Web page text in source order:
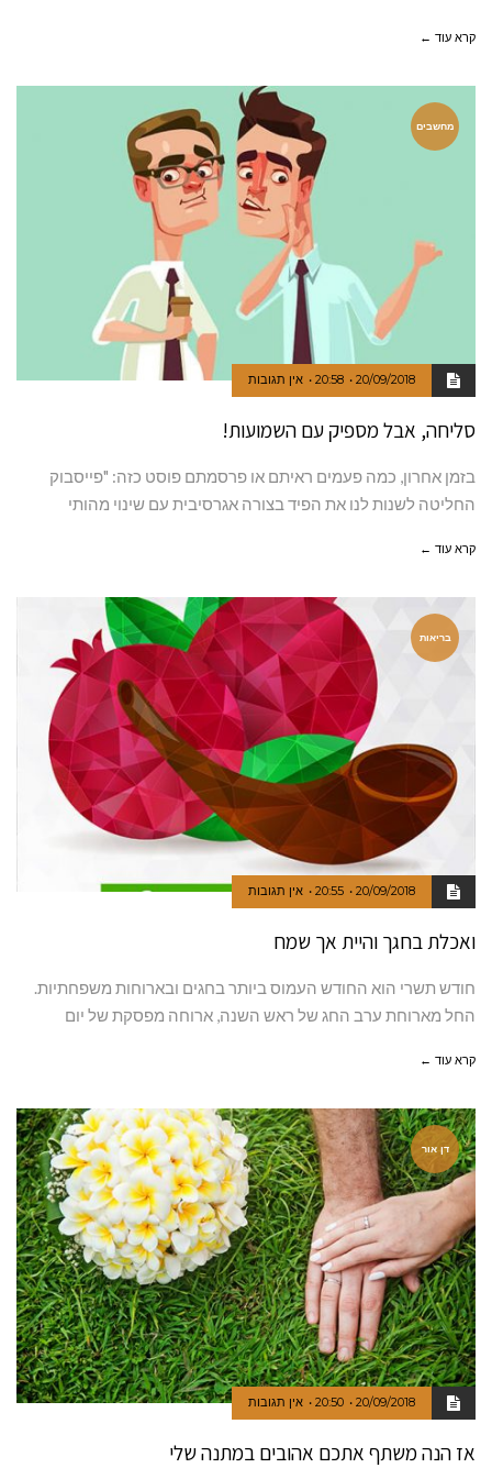
קרא עוד ←
מחשבים
20/09/2018
20:58 אין תגובות
סליחה, אבל מספיק עם השמועות!
בזמן אחרון, כמה פעמים ראיתם או פרסמתם פוסט כזה: "פייסבוק
החליטה לשנות לנו את הפיד בצורה אגרסיבית עם שינוי מהותי
קרא עוד ←
בריאות
20/09/2018
20:55 אין תגובות
ואכלת בחגך והיית אך שמח
חודש תשרי הוא החודש העמוס ביותר בחגים ובארוחות משפחתיות.
החל מארוחת ערב החג של ראש השנה, ארוחה מפסקת של יום
קרא עוד ←
דן אור
20/09/2018
20:50 אין תגובות
אז הנה משתף אתכם אהובים במתנה שלי